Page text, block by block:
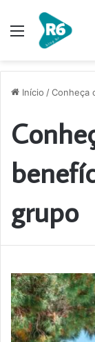
Menu
Início /Conheça
grupo